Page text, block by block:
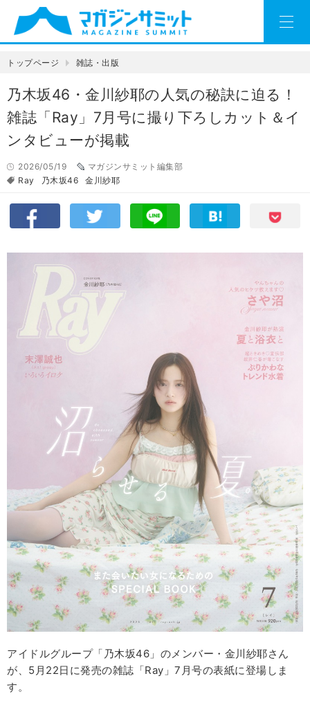
トップページ 雑誌・出版
乃木坂46・金川紗耶の人気の秘訣に迫る！
雑誌「Ray」7月号に撮り下ろしカット＆イ
ンタビューが掲載
2026/05/19
マガジンサミット編集部
Ray
乃木坂46 金川紗耶
アイドルグループ「乃木坂46」のメンバー・金川紗耶さん
が、5月22日に発売の雑誌「Ray」7月号の表紙に登場しま
す。